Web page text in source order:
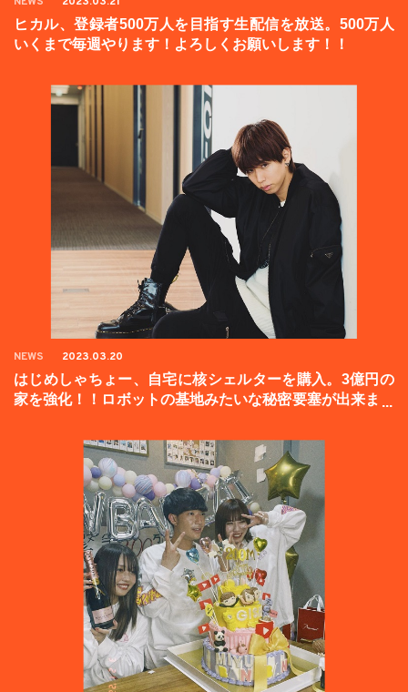
ヒカル、登録者500万人を目指す生配信を放送。500万人
いくまで毎週やります！よろしくお願いします！！
NEWS 2023.03.20
はじめしゃちょー、自宅に核シェルターを購入。3億円の
家を強化！！ロボットの基地みたいな秘密要塞が出来まし